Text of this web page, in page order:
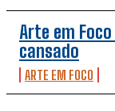
Arte em
cansado
ARTE EM FOCO